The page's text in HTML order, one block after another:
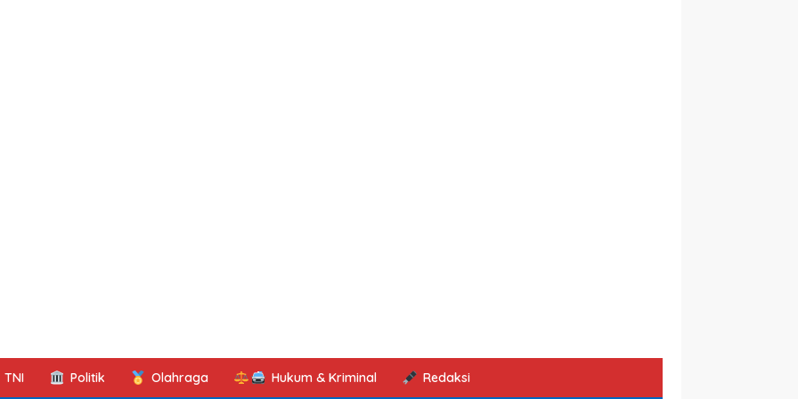
TNI Politik Olahraga Hukum & Kriminal Redaksi